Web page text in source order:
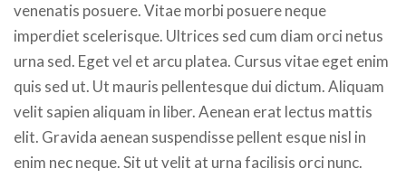
venenatis posuere. Vitae morbi posuere neque
imperdiet scelerisque. Ultrices sed cum diam orci netus
urna sed. Eget vel et arcu platea. Cursus vitae eget enim
quis sed ut. Ut mauris pellentesque dui dictum. Aliquam
velit sapien aliquam in liber. Aenean erat lectus mattis
elit. Gravida aenean suspendisse pellent esque nisl in
enim nec neque. Sit ut velit at urna facilisis orci nunc.